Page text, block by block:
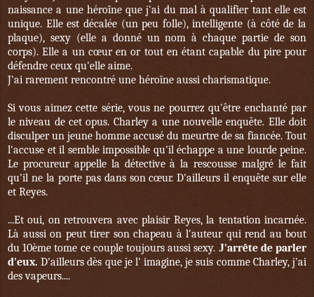
naissance a une héroïne que j'ai du mal à qualifier tant elle est
unique. Elle est décalée (un peu folle), intelligente (à côté de la
plaque), sexy (elle a donné un nom à chaque partie de son
corps). Elle a un cœur en or tout en étant capable du pire pour
défendre ceux qu'elle aime.
J'ai rarement rencontré une héroïne aussi charismatique.
Si vous aimez cette série, vous ne pourrez qu'être enchanté par
le niveau de cet opus. Charley a une nouvelle enquête. Elle doit
disculper un jeune homme accusé du meurtre de sa fiancée. Tout
l'accuse et il semble impossible qu'il échappe a une lourde peine.
Le procureur appelle la détective à la rescousse malgré le fait
qu'il ne la porte pas dans son cœur. D'ailleurs il enquête sur elle
et Reyes.
...Et oui, on retrouvera avec plaisir Reyes, la tentation incarnée.
Là aussi on peut tirer son chapeau à l'auteur qui rend au bout
du 10ème tome ce couple toujours aussi sexy. J'arrête de parler
d'eux. D'ailleurs dès que je l' imagine, je suis comme Charley, j'ai
des vapeurs....